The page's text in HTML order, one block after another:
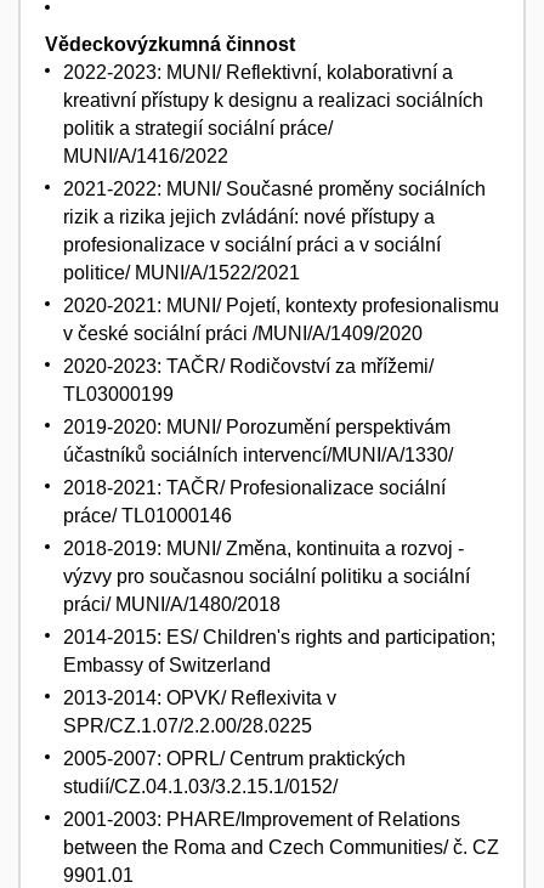
Vědeckovýzkumná činnost
2022-2023: MUNI/ Reflektivní, kolaborativní a
kreativní přístupy k designu a realizaci sociálních
politik a strategií sociální práce/
MUNI/A/1416/2022
2021-2022: MUNI/ Současné proměny sociálních
rizik a rizika jejich zvládání: nové přístupy a
profesionalizace v sociální práci a v sociální
politice/ MUNI/A/1522/2021
2020-2021: MUNI/ Pojetí, kontexty profesionalismu
v české sociální práci /MUNI/A/1409/2020
2020-2023: TAČR/ Rodičovství za mřížemi/
TL03000199
2019-2020: MUNI/ Porozumění perspektivám
účastníků sociálních intervencí/MUNI/A/1330/
2018-2021: TAČR/ Profesionalizace sociální
práce/ TL01000146
2018-2019: MUNI/ Změna, kontinuita a rozvoj -
výzvy pro současnou sociální politiku a sociální
práci/ MUNI/A/1480/2018
2014-2015: ES/ Children's rights and participation;
Embassy of Switzerland
2013-2014: OPVK/ Reflexivita v
SPR/CZ.1.07/2.2.00/28.0225
2005-2007: OPRL/ Centrum praktických
studií/CZ.04.1.03/3.2.15.1/0152/
2001-2003: PHARE/Improvement of Relations
between the Roma and Czech Communities/ č. CZ
9901.01